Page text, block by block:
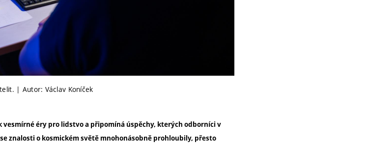
| Autor: Václav Koníček
éry pro lidstvo a připomíná úspěchy, kterých odborníci v
znalosti o kosmickém světě mnohonásobně prohloubily, přesto